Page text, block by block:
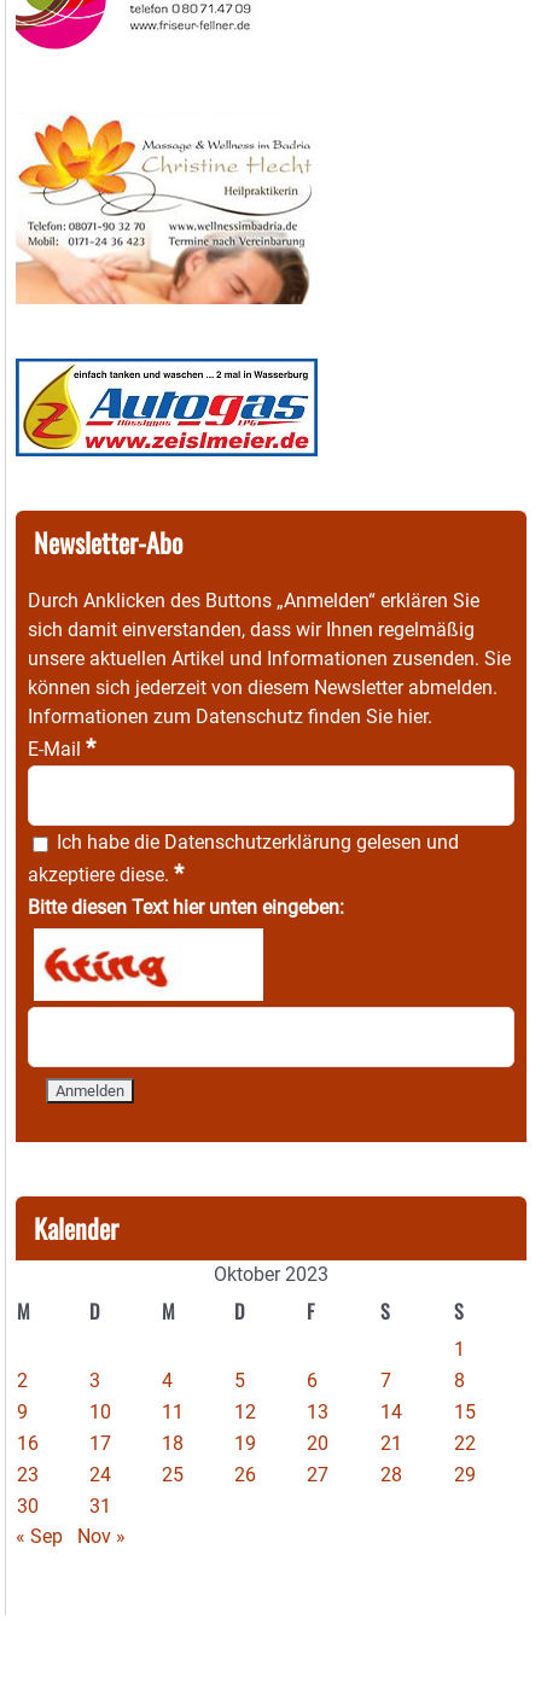
Newsletter-Abo
Durch Anklicken des Buttons „Anmelden“ erklären Sie
sich damit einverstanden, dass wir Ihnen regelmäßig
unsere aktuellen Artikel und Informationen zusenden. Sie
können sich jederzeit von diesem Newsletter abmelden.
Informationen zum Datenschutz finden Sie hier.
E-Mail *
Ich habe die Datenschutzerklärung gelesen und
akzeptiere diese. *
Bitte diesen Text hier unten eingeben:
Kalender
Oktober 2023
M D M D F S S
1
2
3 4 5 6 7
8
9
10 11 12 13 14
15
16
17 18 19 20 21
22
23
24 25 26 27 28
29
30
31
« Sep
Nov »